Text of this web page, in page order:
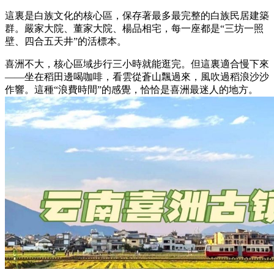
這裏是白族文化的核心區，保存著最多最完整的白族民居建築
群。嚴家大院、董家大院、楊品相宅，每一座都是“三坊一照
壁、四合五天井”的活標本。
喜洲不大，核心區域步行三小時就能逛完。但這裏適合慢下來
——坐在稻田邊喝咖啡，看雲從蒼山飄過來，風吹過稻浪沙沙
作響。這種“浪費時間”的感覺，恰恰是喜洲最迷人的地方。